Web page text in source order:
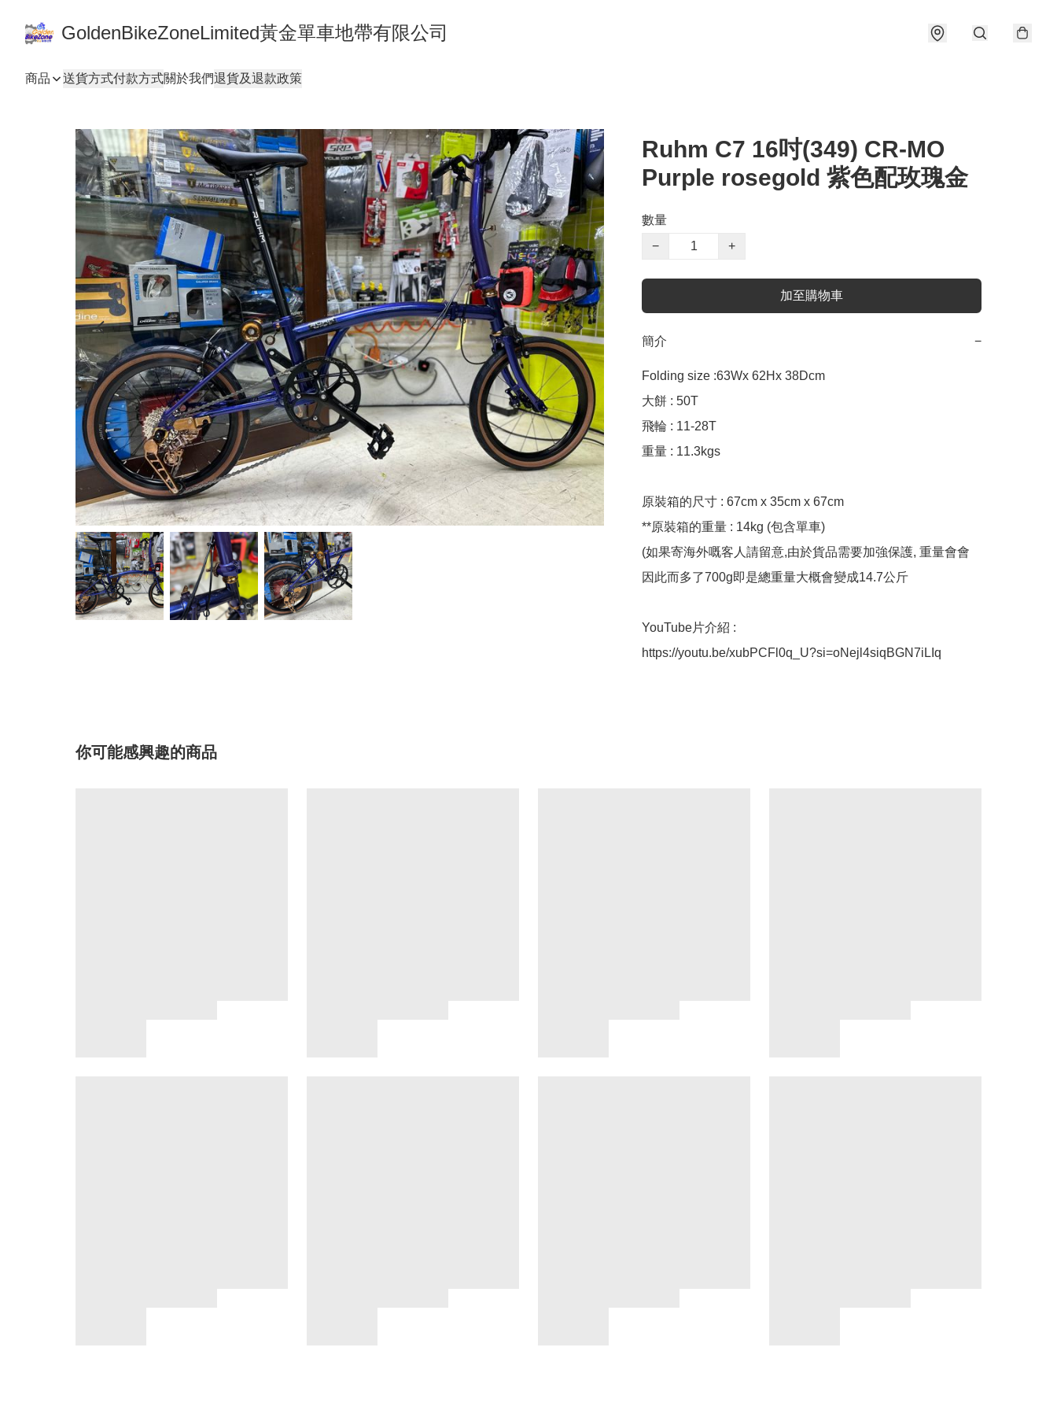
GoldenBikeZoneLimited黃金單車地帶有限公司
商品 送貨方式付款方式關於我們退貨及退款政策
Ruhm C7 16吋(349) CR-MO
Purple rosegold 紫色配玫瑰金
數量
−
+
加至購物車
簡介 −
Folding size :63Wx 62Hx 38Dcm
大餅 : 50T
飛輪 : 11-28T
重量 : 11.3kgs
原裝箱的尺寸 : 67cm x 35cm x 67cm
**原裝箱的重量 : 14kg (包含單車)
(如果寄海外嘅客人請留意,由於貨品需要加強保護, 重量會會
因此而多了700g即是總重量大概會變成14.7公斤
YouTube片介紹 :
https://youtu.be/xubPCFl0q_U?si=oNejl4siqBGN7iLIq
你可能感興趣的商品